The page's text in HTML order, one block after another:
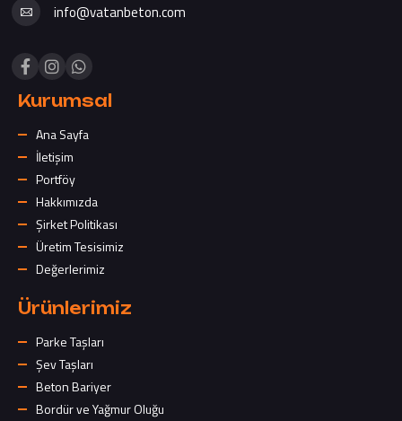
info@vatanbeton.com
Kurumsal
Ana Sayfa
İletişim
Portföy
Hakkımızda
Şirket Politikası
Üretim Tesisimiz
Değerlerimiz
Ürünlerimiz
Parke Taşları
Şev Taşları
Beton Bariyer
Bordür ve Yağmur Oluğu